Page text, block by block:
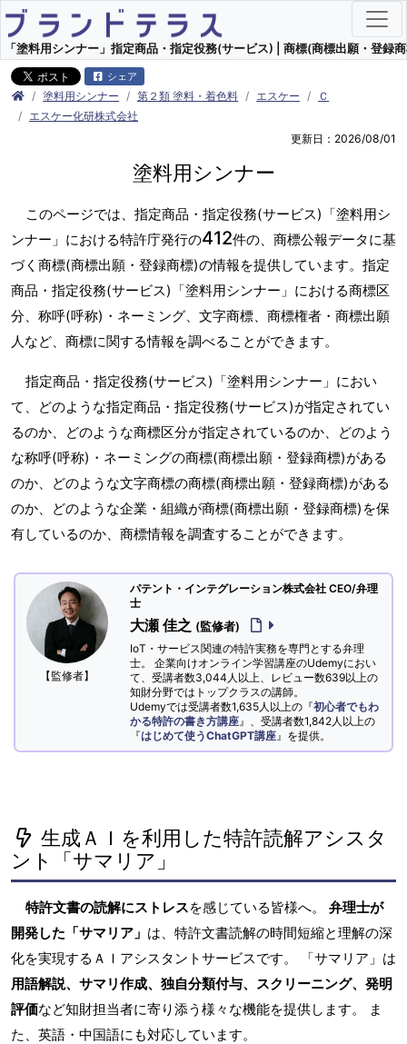
「塗料用シンナー」指定商品・指定役務(サービス) | 商標(商標出願・登録
シェア
塗料用シンナー 第２類 塗料・着色料 エスケー
Ｃ
エスケー化研株式会社
更新日：2026/08/01
塗料用シンナー
このページでは、指定商品・指定役務(サービス)「塗料用シ
ンナー」における特許庁発行の412件の、商標公報データに基
づく商標(商標出願・登録商標)の情報を提供しています。指定
商品・指定役務(サービス)「塗料用シンナー」における商標区
分、称呼(呼称)・ネーミング、文字商標、商標権者・商標出願
人など、商標に関する情報を調べることができます。
指定商品・指定役務(サービス)「塗料用シンナー」におい
て、どのような指定商品・指定役務(サービス)が指定されてい
るのか、どのような商標区分が指定されているのか、どのよう
な称呼(呼称)・ネーミングの商標(商標出願・登録商標)がある
のか、どのような文字商標の商標(商標出願・登録商標)がある
のか、どのような企業・組織が商標(商標出願・登録商標)を保
有しているのか、商標情報を調査することができます。
【監修者】
パテント・インテグレーション株式会社 CEO/弁理
士
大瀬 佳之 (監修者)
IoT・サービス関連の特許実務を専門とする弁理
士。 企業向けオンライン学習講座のUdemyにおい
て、受講者数3,044人以上、レビュー数639以上の
知財分野ではトップクラスの講師。
Udemyでは受講者数1,635人以上の『初心者でもわ
かる特許の書き方講座 』、受講者数1,842人以上の
『はじめて使うChatGPT講座 』を提供。
生成ＡＩを利用した特許読解アシスタ
ント「サマリア」
特許文書の読解にストレスを感じている皆様へ。 弁理士が
開発した「サマリア」 は、特許文書読解の時間短縮と理解の深
化を実現するＡＩアシスタントサービスです。 「サマリア」は
用語解説、サマリ作成、独自分類付与、スクリーニング、発明
評価など知財担当者に寄り添う様々な機能を提供します。 ま
た、英語・中国語にも対応しています。